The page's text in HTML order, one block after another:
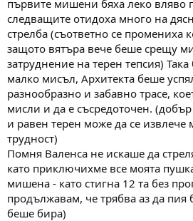
първите мишени бяха леко вляво
следващите отидоха много на
стрелба (съответно се промениха
защото вятъра вече беше срещу
затруднение на терен тепсия) Така
малко мисъл, Архитекта беше
разнообразно и забавно трасе,
мисли и да е съсредоточен.
и равен терен може да се извлече
трудност)
Помня Валенса не искаше да
като приключихме все моята
мишена - като стигна 12 та без
продължавам, че трябва аз да пия
беше бира)